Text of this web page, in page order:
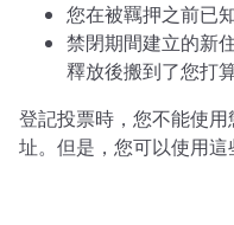
您在被羈押之前已
禁閉期間建立的新
釋放後搬到了您打
登記投票時，您不能使
址。但是，您可以使用這